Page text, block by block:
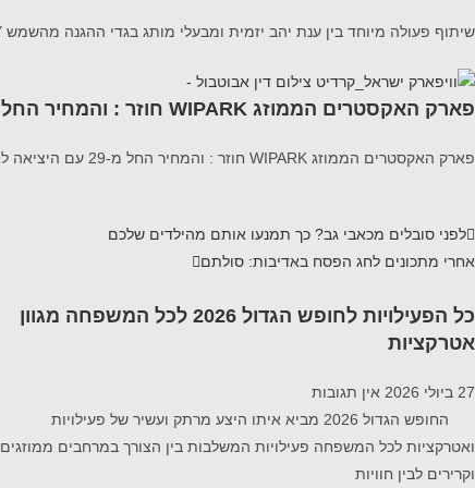
שיתוף פעולה מיוחד בין ענת יהב יזמית ומבעלי מותג בגדי ההגנה מהשמש SUNWAY לבין דוקטור דיאנה טשר מנהלת מחלקת ילדים במרכז הרפואי וולפסון מציג את מדריך הבטיחות המלא לעונה
פארק האקסטרים הממוזג WIPARK חוזר : והמחיר החל מ-29
פארק האקסטרים הממוזג WIPARK חוזר : והמחיר החל מ-29 עם היציאה לחופש הגדול, יפתח פארק האקסטרים wipark (וויפארק) במתחם ייעודי וממוזג בהיכל בית מכבי בראשון
לפני סובלים מכאבי גב? כך תמנעו אותם מהילדים שלכם
אחרי מתכונים לחג הפסח באדיבות: סולתם
כל הפעילויות לחופש הגדול 2026 לכל המשפחה מגוון
אטרקציות
27 ביולי 2026
אין תגובות
החופש הגדול 2026 מביא איתו היצע מרתק ועשיר של פעילויות
ואטרקציות לכל המשפחה פעילויות המשלבות בין הצורך במרחבים ממוזגים
וקרירים לבין חוויות